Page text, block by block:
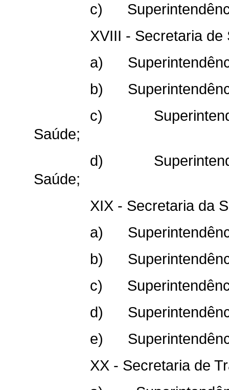
c)
XVIII - Secretaria
a)
b)
c)
Saúde;
d)
Saúde;
XIX - Secretaria da
a)
b)
c)
d)
e)
XX - Secretaria de